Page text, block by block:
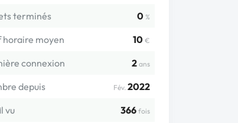
terminés 0 %
horaire moyen 10 €
connexion 2 ans
depuis Fév. 2022
vu
366 fois